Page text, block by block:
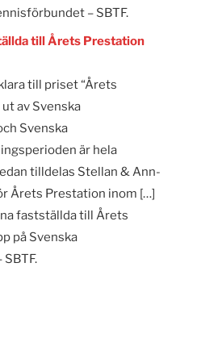
– SBTF.
till Årets Prestation
till priset “Årets
av Svenska
Svenska
är hela
tilldelas Stellan & Ann-
Årets Prestation inom […]
fastställda till Årets
på Svenska